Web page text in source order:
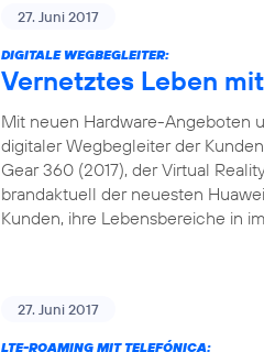
27. Juni 2017
DIGITALE WEGBEGLEITER:
Vernetztes Leben
Mit neuen Hardware-Angeboten
digitaler Wegbegleiter der
Gear 360 (2017), der Virtual
brandaktuell der neuesten
Kunden, ihre Lebensbereiche in
27. Juni 2017
LTE-ROAMING MIT TELEFÓNICA: